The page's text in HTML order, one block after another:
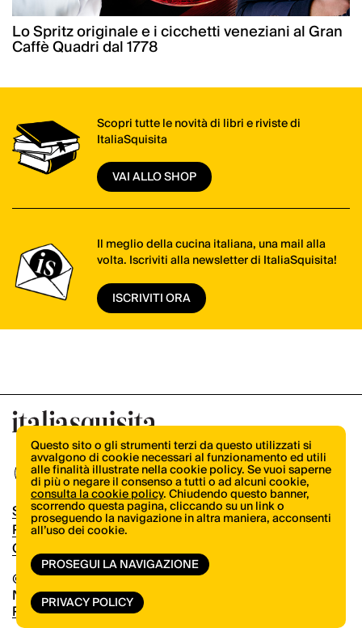
Lo Spritz originale e i cicchetti veneziani al Gran
Caffè Quadri dal 1778
Scopri tutte le novità di libri e riviste di
ItaliaSquisita
VAI ALLO SHOP
Il meglio della cucina italiana, una mail alla
volta. Iscriviti alla newsletter di ItaliaSquisita!
ISCRIVITI ORA
© Copyright 2026.Vertical.it
N.ro Iscrizione ROC 32504
Privacy Policy
Shop
Pubblicità
Contatti
Questo sito o gli strumenti terzi da questo utilizzati si
avvalgono di cookie necessari al funzionamento ed utili
alle finalità illustrate nella cookie policy. Se vuoi saperne
di più o negare il consenso a tutti o ad alcuni cookie,
consulta la cookie policy. Chiudendo questo banner,
scorrendo questa pagina, cliccando su un link o
proseguendo la navigazione in altra maniera, acconsenti
all’uso dei cookie.
PROSEGUI LA NAVIGAZIONE
PRIVACY POLICY